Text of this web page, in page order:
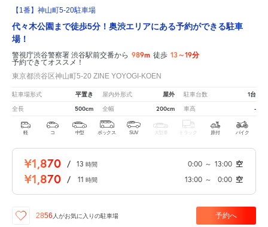
【1番】神山町5-20駐車場
代々木公園まで徒歩5分！奥渋エリアにある予約ができる駐車
場！
警視庁渋谷警察署 渋谷駅前交番から 989m 徒歩 13～19分
予約できてオススメ！
東京都渋谷区神山町5-20 ZINE YOYOGI-KOEN
駐車場形式 平置き 屋内外形式 屋外 駐車台数 1台
全長 500cm 全幅 200cm 車高 -
軽 コ 中型 ボックス SUV 大型車 トラック 原付 バイク
¥1,870 / 13 時間 0:00 ～ 13:00 空
¥1,870 / 11 時間 13:00 ～ 0:00 空
2856 人がお気に入りの駐車場 予約へ